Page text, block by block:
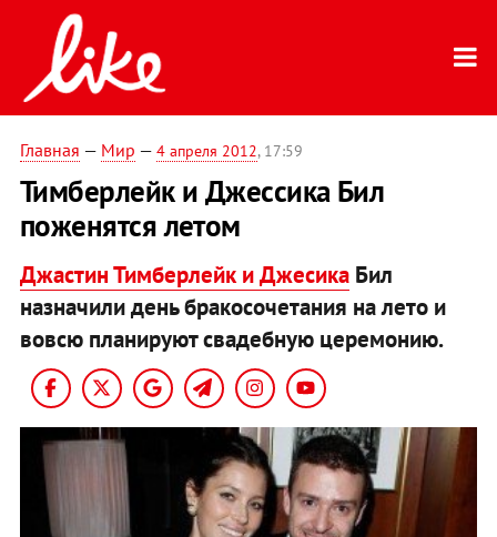
Главная — Мир — 4 апреля 2012, 17:59
Тимберлейк и Джессика Бил
поженятся летом
Джастин Тимберлейк и ДжесикаБил
назначили день бракосочетания на лето и
вовсю планируют свадебную церемонию.